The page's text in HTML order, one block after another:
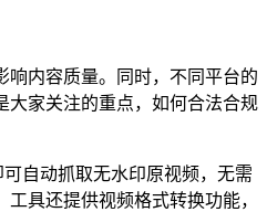
响内容质量。同时，不同平台的
大家关注的重点，如何合法合规
自动抓取无水印原视频，无需
具还提供视频格式转换功能，